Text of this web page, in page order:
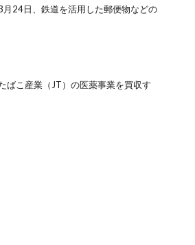
24日、鉄道を活用した郵便物などの
ばこ産業（JT）の医薬事業を買収す